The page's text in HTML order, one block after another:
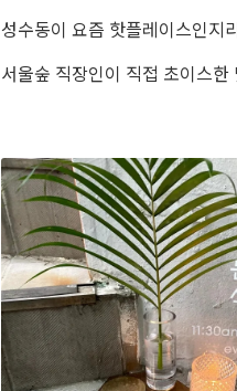
성수동이 요즘 핫플레이스인지
서울숲 직장인이 직접 초이스